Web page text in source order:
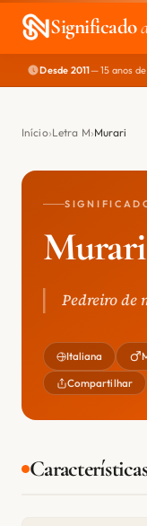
Significado
EXPLORAR
NOME PERFEITO
Desde 2011— 15 anos
Início Letra M Murari
Murari
Pedreiro de
Italiana
Compartilhar